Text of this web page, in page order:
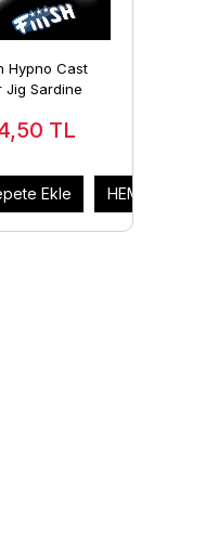
Hypno Cast
Jig Sardine
TL
Ekle HEMEN AL